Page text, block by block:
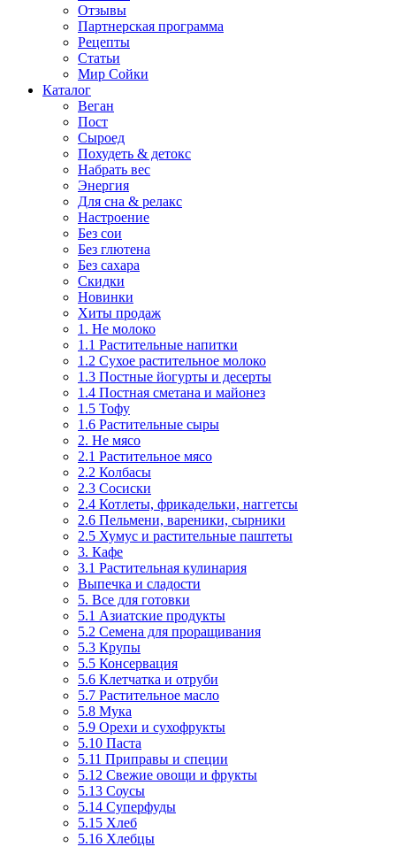
Отзывы
Партнерская программа
Рецепты
Статьи
Мир Сойки
Каталог
Веган
Пост
Сыроед
Похудеть & детокс
Набрать вес
Энергия
Для сна & релакс
Настроение
Без сои
Без глютена
Без сахара
Скидки
Новинки
Хиты продаж
1. Не молоко
1.1 Растительные напитки
1.2 Сухое растительное молоко
1.3 Постные йогурты и десерты
1.4 Постная сметана и майонез
1.5 Тофу
1.6 Растительные сыры
2. Не мясо
2.1 Растительное мясо
2.2 Колбасы
2.3 Сосиски
2.4 Котлеты, фрикадельки, наггетсы
2.6 Пельмени, вареники, сырники
2.5 Хумус и растительные паштеты
3. Кафе
3.1 Растительная кулинария
Выпечка и сладости
5. Все для готовки
5.1 Азиатские продукты
5.2 Семена для проращивания
5.3 Крупы
5.5 Консервация
5.6 Клетчатка и отруби
5.7 Растительное масло
5.8 Мука
5.9 Орехи и сухофрукты
5.10 Паста
5.11 Приправы и специи
5.12 Свежие овощи и фрукты
5.13 Соусы
5.14 Суперфуды
5.15 Хлеб
5.16 Хлебцы